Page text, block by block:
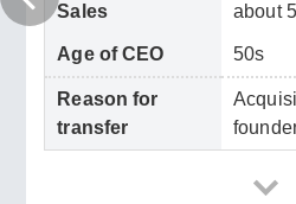
Sales about
Age of CEO 50s
Reason for
transfer